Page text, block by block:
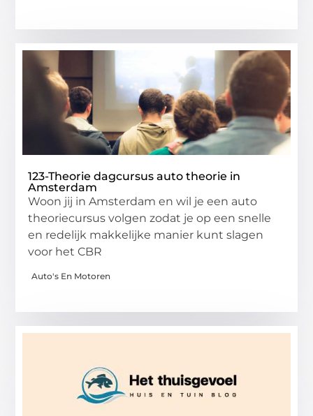
123-Theorie dagcursus auto theorie in
Amsterdam
Woon jij in Amsterdam en wil je een auto
theoriecursus volgen zodat je op een snelle
en redelijk makkelijke manier kunt slagen
voor het CBR
Auto's En Motoren